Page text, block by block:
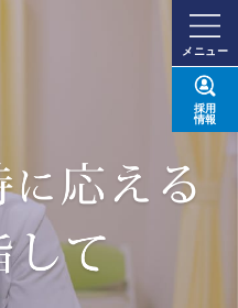
メニュー
採用
情報